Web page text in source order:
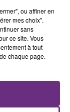
STAN
ou affiner en
mes choix".
sans
ce site. Vous
à tout
chaque page.